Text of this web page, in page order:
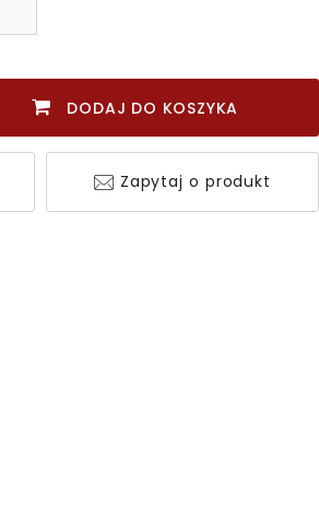
DODAJ DO KOSZYKA
Zapytaj o produkt